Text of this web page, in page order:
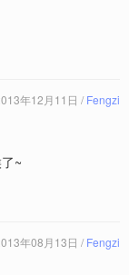
年12月11日 / Fengzi
~
年08月13日 / Fengzi